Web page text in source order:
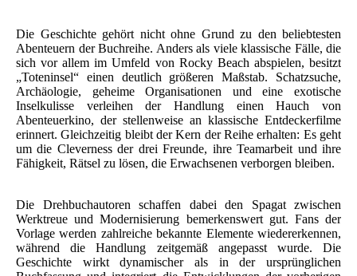
Die Geschichte gehört nicht ohne Grund zu den beliebtesten
Abenteuern der Buchreihe. Anders als viele klassische Fälle, die
sich vor allem im Umfeld von Rocky Beach abspielen, besitzt
„Toteninsel“ einen deutlich größeren Maßstab. Schatzsuche,
Archäologie, geheime Organisationen und eine exotische
Inselkulisse verleihen der Handlung einen Hauch von
Abenteuerkino, der stellenweise an klassische Entdeckerfilme
erinnert. Gleichzeitig bleibt der Kern der Reihe erhalten: Es geht
um die Cleverness der drei Freunde, ihre Teamarbeit und ihre
Fähigkeit, Rätsel zu lösen, die Erwachsenen verborgen bleiben.
Die Drehbuchautoren schaffen dabei den Spagat zwischen
Werktreue und Modernisierung bemerkenswert gut. Fans der
Vorlage werden zahlreiche bekannte Elemente wiedererkennen,
während die Handlung zeitgemäß angepasst wurde. Die
Geschichte wirkt dynamischer als in der ursprünglichen